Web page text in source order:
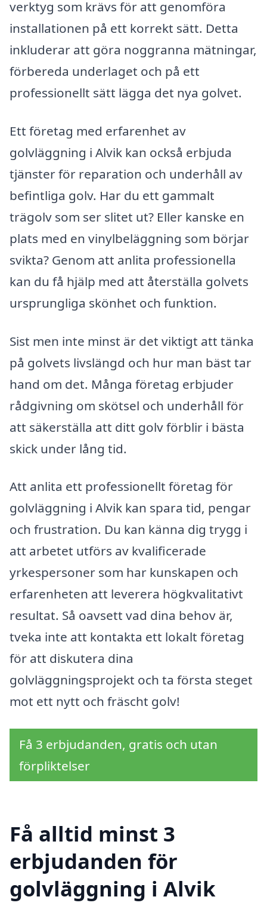
verktyg som krävs för att genomföra
installationen på ett korrekt sätt. Detta
inkluderar att göra noggranna mätningar,
förbereda underlaget och på ett
professionellt sätt lägga det nya golvet.
Ett företag med erfarenhet av
golvläggning i Alvik kan också erbjuda
tjänster för reparation och underhåll av
befintliga golv. Har du ett gammalt
trägolv som ser slitet ut? Eller kanske en
plats med en vinylbeläggning som börjar
svikta? Genom att anlita professionella
kan du få hjälp med att återställa golvets
ursprungliga skönhet och funktion.
Sist men inte minst är det viktigt att tänka
på golvets livslängd och hur man bäst tar
hand om det. Många företag erbjuder
rådgivning om skötsel och underhåll för
att säkerställa att ditt golv förblir i bästa
skick under lång tid.
Att anlita ett professionellt företag för
golvläggning i Alvik kan spara tid, pengar
och frustration. Du kan känna dig trygg i
att arbetet utförs av kvalificerade
yrkespersoner som har kunskapen och
erfarenheten att leverera högkvalitativt
resultat. Så oavsett vad dina behov är,
tveka inte att kontakta ett lokalt företag
för att diskutera dina
golvläggningsprojekt och ta första steget
mot ett nytt och fräscht golv!
Få 3 erbjudanden, gratis och utan
förpliktelser
Få alltid minst 3
erbjudanden för
golvläggning i Alvik